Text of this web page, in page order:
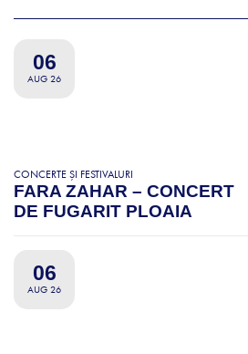
06
AUG 26
CONCERTE ȘI FESTIVALURI
FARA ZAHAR – CONCERT
DE FUGARIT PLOAIA
06
AUG 26